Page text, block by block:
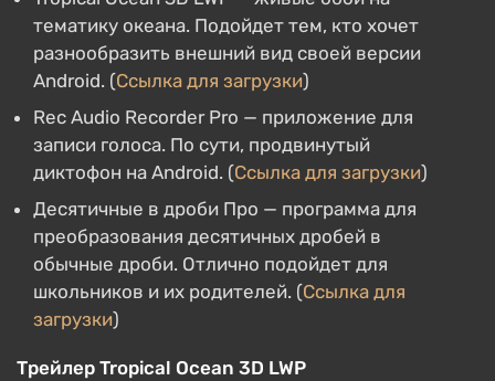
тематику океана. Подойдет тем, кто хочет
разнообразить внешний вид своей версии
Android. (Ссылка для загрузки)
Rec Audio Recorder Pro — приложение для
записи голоса. По сути, продвинутый
диктофон на Android. (Ссылка для загрузки)
Десятичные в дроби Про — программа для
преобразования десятичных дробей в
обычные дроби. Отлично подойдет для
школьников и их родителей. (Ссылка для
загрузки)
Трейлер Tropical Ocean 3D LWP